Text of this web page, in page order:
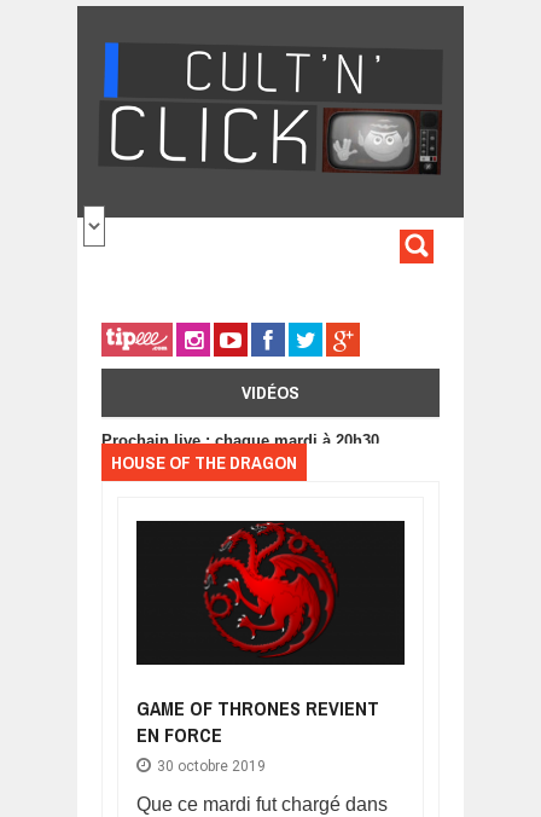
VIDÉOS
Prochain live : chaque mardi à 20h30
HOUSE OF THE DRAGON
GAME OF THRONES REVIENT
EN FORCE
30 octobre 2019
Que ce mardi fut chargé dans